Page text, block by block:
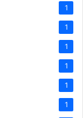
1
1
1
1
1
1